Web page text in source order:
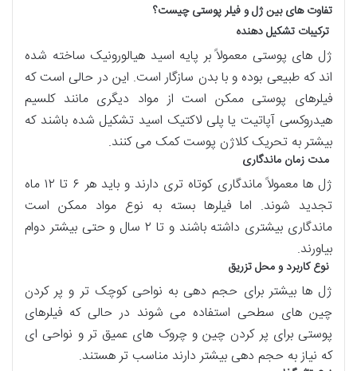
تفاوت های بین ژل و فیلر پوستی چیست؟
ترکیبات تشکیل دهنده
ژل های پوستی معمولاً بر پایه اسید هیالورونیک ساخته شده
اند که طبیعی بوده و با بدن سازگار است. این در حالی است که
فیلرهای پوستی ممکن است از مواد دیگری مانند کلسیم
هیدروکسی آپاتیت یا پلی لاکتیک اسید تشکیل شده باشند که
بیشتر به تحریک کلاژن پوست کمک می کنند.
مدت زمان ماندگاری
ژل ها معمولاً ماندگاری کوتاه تری دارند و باید هر ۶ تا ۱۲ ماه
تجدید شوند. اما فیلرها بسته به نوع مواد ممکن است
ماندگاری بیشتری داشته باشند و تا ۲ سال و حتی بیشتر دوام
بیاورند.
نوع کاربرد و محل تزریق
ژل ها بیشتر برای حجم دهی به نواحی کوچک تر و پر کردن
چین های سطحی استفاده می شوند در حالی که فیلرهای
پوستی برای پر کردن چین و چروک های عمیق تر و نواحی ای
که نیاز به حجم دهی بیشتر دارند مناسب تر هستند.